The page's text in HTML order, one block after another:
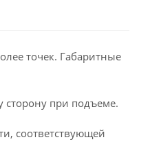
точек. Габаритные
сторону при подъеме.
соответствующей